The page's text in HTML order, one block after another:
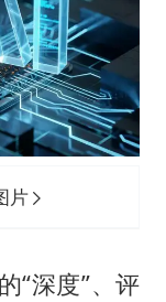
24小时不关空调 电费会更低吗
海外热词
坚强有力
41岁女子为鼓励女儿考上985研究生
挑大梁
片
“深度”、评